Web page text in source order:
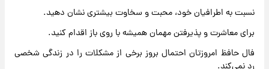
نسبت به اطرافیان خود، محبت و سخاوت بیشتری نشان دهید.
برای معاشرت و پذیرفتن مهمان همیشه با روی باز اقدام کنید.
فال حافظ امروزتان احتمال بروز برخی از مشکلات را در زندگی شخصی